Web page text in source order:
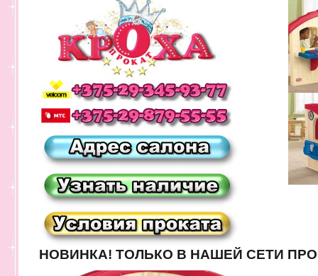
НОВИНКА! ТОЛЬКО В НАШЕЙ СЕТИ